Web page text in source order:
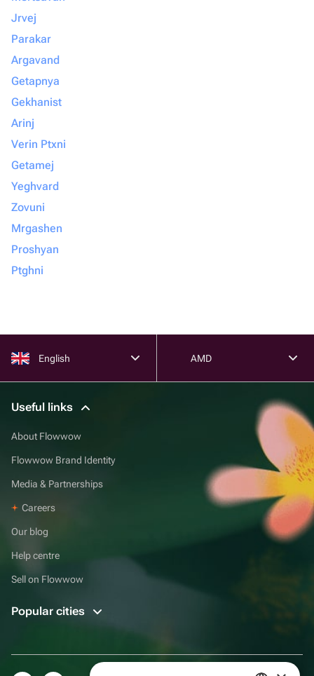
Jrvej
Parakar
Argavand
Getapnya
Gekhanist
Arinj
Verin Ptxni
Getamej
Yeghvard
Zovuni
Mrgashen
Proshyan
Ptghni
English AMD
Useful links
About Flowwow
Flowwow Brand Identity
Media & Partnerships
Careers
Our blog
Help centre
Sell on Flowwow
Popular cities